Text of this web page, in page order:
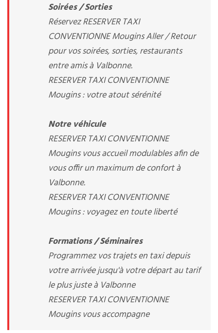
Soirées / Sorties
Réservez RESERVER TAXI
CONVENTIONNE Mougins Aller / Retour
pour vos soirées, sorties, restaurants
entre amis à Valbonne.
RESERVER TAXI CONVENTIONNE
Mougins : votre atout sérénité
Notre véhicule
RESERVER TAXI CONVENTIONNE
Mougins vous accueil modulables afin de
vous offir un maximum de confort à
Valbonne.
RESERVER TAXI CONVENTIONNE
Mougins : voyagez en toute liberté
Formations / Séminaires
Programmez vos trajets en taxi depuis
votre arrivée jusqu'à votre départ au tarif
le plus juste à Valbonne
RESERVER TAXI CONVENTIONNE
Mougins vous accompagne